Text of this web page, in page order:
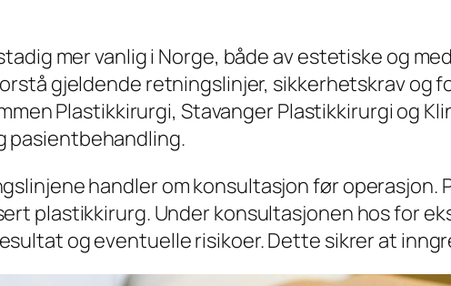
mer vanlig i Norge, både av estetiske og
gjeldende retningslinjer, sikkerhetskrav og
Plastikkirurgi, Stavanger Plastikkirurgi og
pasientbehandling.
handler om konsultasjon før operasjon.
plastikkirurg. Under konsultasjonen hos for
og eventuelle risikoer. Dette sikrer at